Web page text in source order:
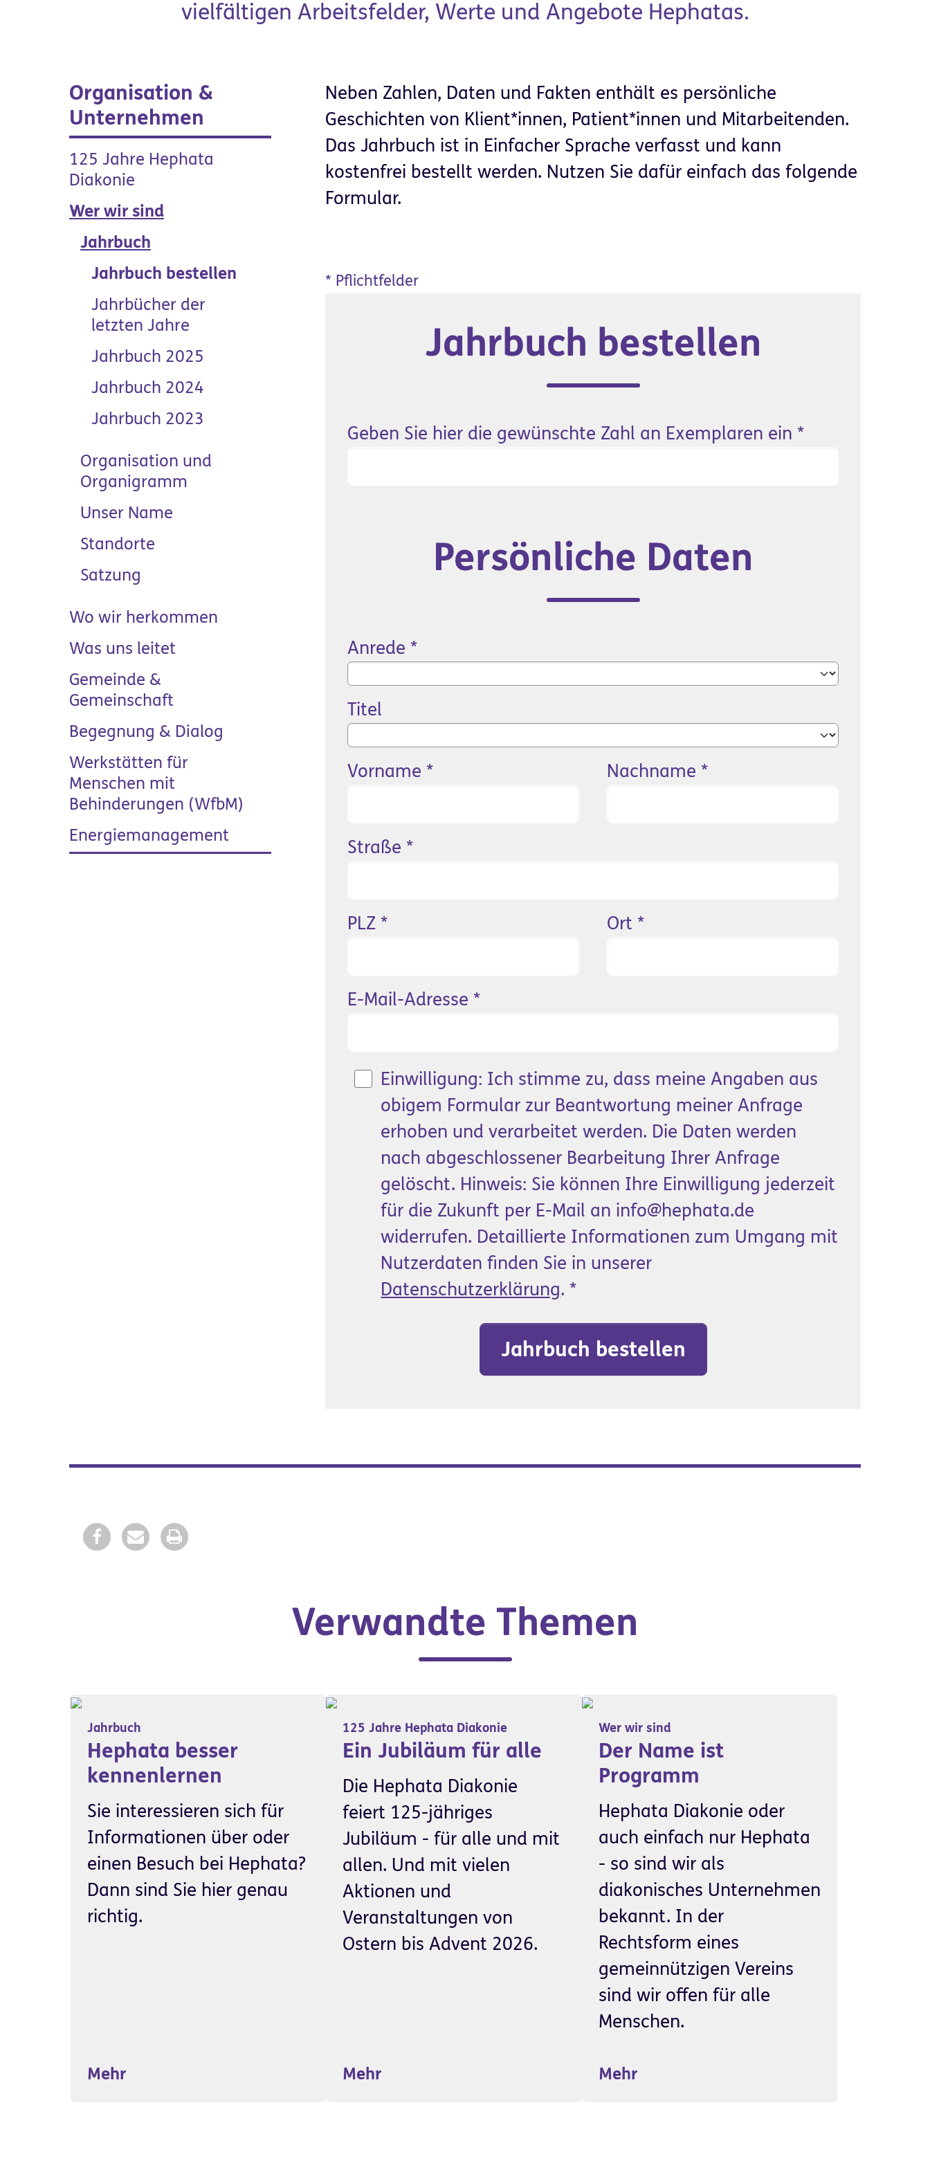
Produkte &
Manufakturen
Partner für
Unternehmen
Helfen & Spenden
vielfältigen Arbeitsfelder, Werte und Angebote Hephatas.
Organisation &
Unternehmen
125 Jahre Hephata
Diakonie
Wer wir sind
Jahrbuch
Jahrbuch bestellen
Jahrbücher der
letzten Jahre
Jahrbuch 2025
Jahrbuch 2024
Jahrbuch 2023
Organisation und
Organigramm
Unser Name
Standorte
Satzung
Wo wir herkommen
Was uns leitet
Gemeinde &
Gemeinschaft
Begegnung & Dialog
Werkstätten für
Menschen mit
Behinderungen (WfbM)
Energiemanagement
Neben Zahlen, Daten und Fakten enthält es persönliche
Geschichten von Klient*innen, Patient*innen und Mitarbeitenden.
Das Jahrbuch ist in Einfacher Sprache verfasst und kann
kostenfrei bestellt werden. Nutzen Sie dafür einfach das folgende
Formular.
* Pflichtfelder
Jahrbuch bestellen
Geben Sie hier die gewünschte Zahl an Exemplaren ein *
Persönliche Daten
Anrede *
Titel
Vorname * Nachname *
Straße *
PLZ * Ort *
E-Mail-Adresse *
Einwilligung: Ich stimme zu, dass meine Angaben aus
obigem Formular zur Beantwortung meiner Anfrage
erhoben und verarbeitet werden. Die Daten werden
nach abgeschlossener Bearbeitung Ihrer Anfrage
gelöscht. Hinweis: Sie können Ihre Einwilligung jederzeit
für die Zukunft per E-Mail an info@hephata.de
widerrufen. Detaillierte Informationen zum Umgang mit
Nutzerdaten finden Sie in unserer
Datenschutzerklärung. *
Jahrbuch bestellen
Verwandte Themen
Jahrbuch
Hephata besser
kennenlernen
Sie interessieren sich für
Informationen über oder
einen Besuch bei Hephata?
Dann sind Sie hier genau
richtig.
Mehr
125 Jahre Hephata Diakonie
Ein Jubiläum für alle
Die Hephata Diakonie
feiert 125-jähriges
Jubiläum - für alle und mit
allen. Und mit vielen
Aktionen und
Veranstaltungen von
Ostern bis Advent 2026.
Mehr
Wer wir sind
Der Name ist
Programm
Hephata Diakonie oder
auch einfach nur Hephata
- so sind wir als
diakonisches Unternehmen
bekannt. In der
Rechtsform eines
gemeinnützigen Vereins
sind wir offen für alle
Menschen.
Mehr